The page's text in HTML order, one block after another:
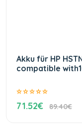
Akku für HP
compatible
71.52€ 89.40€